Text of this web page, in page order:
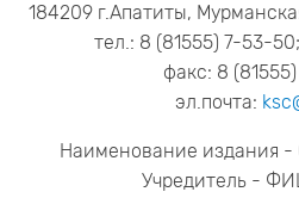
184209 г.Апатиты,
тел.: 8 (81555) 7-53-
факс: 8
эл.почта:
Наименование издания
Учредитель -